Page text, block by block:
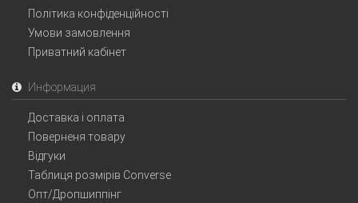
Політика конфіденційності
Умови замовлення
Приватний кабінет
Информация
Доставка і оплата
Поверненя товару
Відгуки
Таблиця розмірів Converse
Опт/Дропшиппінг